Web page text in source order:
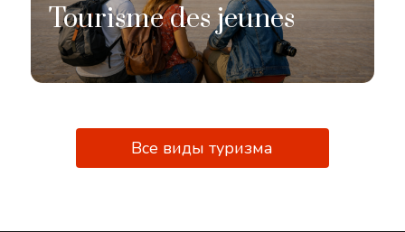
Tourisme des jeunes
Все виды туризма